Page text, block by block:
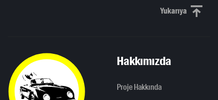
YukarıyaYukarı
Hakkımızda
Proje Hakkında